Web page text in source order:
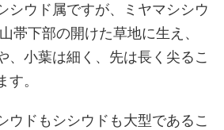
シウド属ですが、ミヤマシシウ
帯下部の開けた草地に生え、
、小葉は細く、先は長く尖るこ
。
ウドもシシウドも大型であるこ